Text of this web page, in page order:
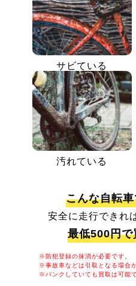
サビている
汚れている
こんな自転
安全に走行できれ
最低500円で
※防犯登録の抹消が必要です。
※事故車などは引取となる場合
※パンクしていても買取は可能